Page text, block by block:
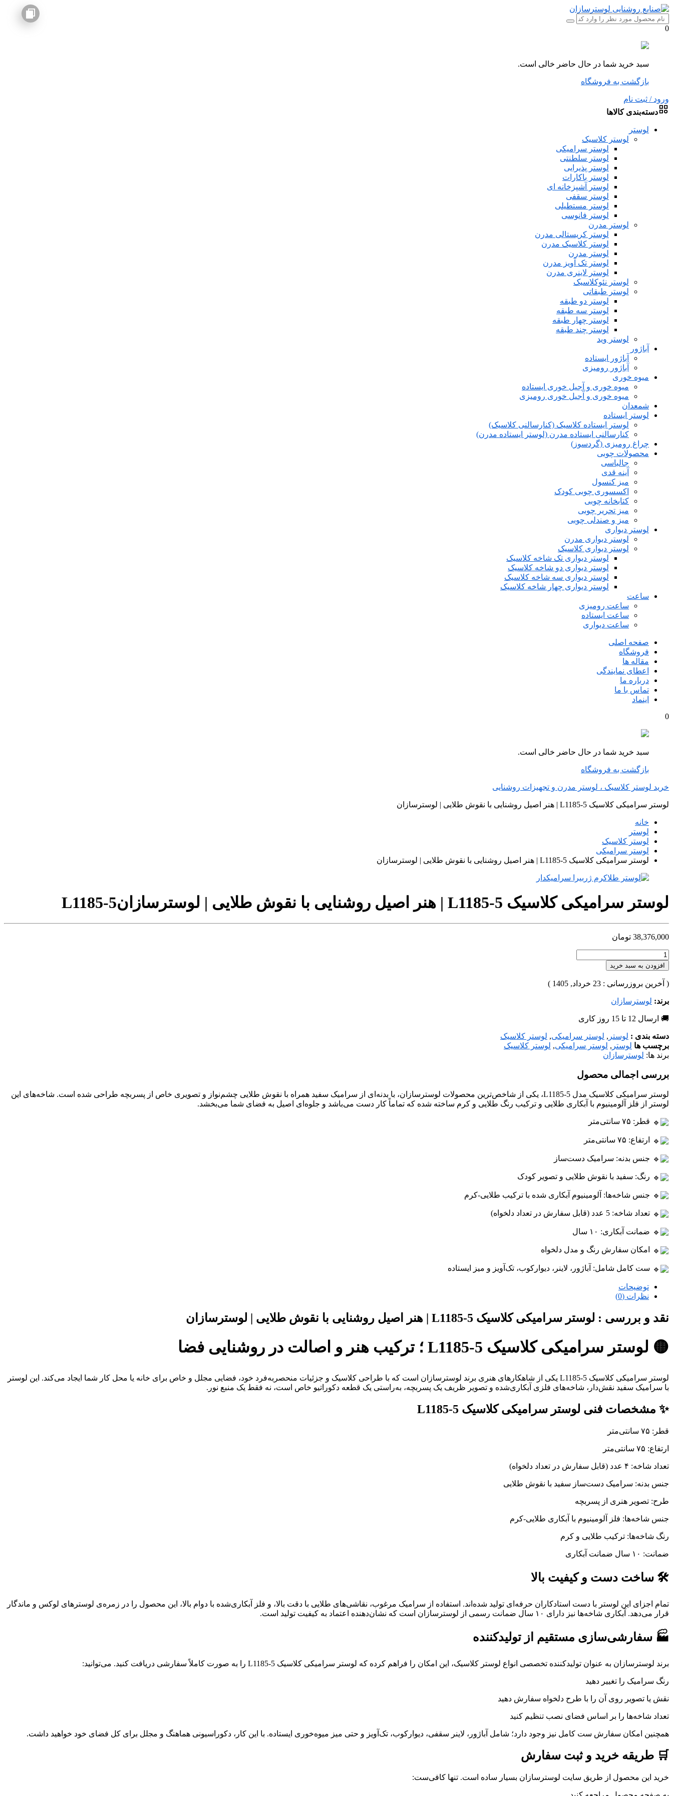
0
سبد خرید شما در حال حاضر خالی است.
بازگشت به فروشگاه
ورود / ثبت نام
دسته‌بندی کالاها
لوستر
لوستر کلاسیک
لوستر سرامیکی
لوستر سلطنتی
لوستر پذیرایی
لوستر باکارات
لوستر آشپزخانه ای
لوستر سقفی
لوستر مستطیلی
لوستر فانوسی
لوستر مدرن
لوستر کریستالی مدرن
لوستر کلاسیک مدرن
لوستر مدرن
لوستر تک آویز مدرن
لوستر لاینری مدرن
لوستر نئوکلاسیک
لوستر طبقاتی
لوستر دو طبقه
لوستر سه طبقه
لوستر چهار طبقه
لوستر چند طبقه
لوستر وید
آباژور
آباژور ایستاده
آباژور رومیزی
میوه خوری
میوه خوری و آجیل خوری ایستاده
میوه خوری و آجیل خوری رومیزی
شمعدان
لوستر ایستاده
لوستر ایستاده کلاسیک (کنارسالنی کلاسیک)
کنارسالنی ایستاده مدرن (لوستر ایستاده مدرن)
چراغ رومیزی (گردسوز)
محصولات چوبی
جالباسی
آینه قدی
میز کنسول
اکسسوری چوبی کودک
کتابخانه چوبی
میز تحریر چوبی
میز و صندلی چوبی
لوستر دیواری
لوستر دیواری مدرن
لوستر دیواری کلاسیک
لوستر دیواری تک شاخه کلاسیک
لوستر دیواری دو شاخه کلاسیک
لوستر دیواری سه شاخه کلاسیک
لوستر دیواری چهار شاخه کلاسیک
ساعت
ساعت رومیزی
ساعت ایستاده
ساعت دیواری
صفحه اصلی
فروشگاه
مقاله ها
اعطای نمایندگی
درباره ما
تماس با ما
اینماد
0
سبد خرید شما در حال حاضر خالی است.
بازگشت به فروشگاه
خرید لوستر کلاسیک ، لوستر مدرن و تجهیزات روشنایی
لوستر سرامیکی کلاسیک L1185-5 | هنر اصیل روشنایی با نقوش طلایی | لوسترسازان
خانه
لوستر
لوستر کلاسیک
لوستر سرامیکی
لوستر سرامیکی کلاسیک L1185-5 | هنر اصیل روشنایی با نقوش طلایی | لوسترسازان
لوستر سرامیکی کلاسیک L1185-5 | هنر اصیل روشنایی با نقوش طلایی | لوسترسازان L1185-5
38,376,000 تومان
افزودن به سبد خرید
( آخرین بروزرسانی : 23 خرداد, 1405 )
برند: لوسترسازان
🚚 ارسال 12 تا 15 روز کاری
دسته بندی : لوستر , لوستر سرامیکی, لوستر کلاسیک
برچسب ها لوستر , لوستر سرامیکی, لوستر کلاسیک
برند ها: لوسترسازان
بررسی اجمالی محصول
لوستر سرامیکی کلاسیک مدل L1185-5، یکی از شاخص‌ترین محصولات لوسترسازان، با بدنه‌ای از سرامیک سفید همراه با نقوش طلایی چشم‌نواز و تصویری خاص از پسربچه طراحی شده است. شاخه‌های این
لوستر از فلز آلومینیوم با آبکاری طلایی و ترکیب رنگ طلایی و کرم ساخته شده که تماماً کار دست می‌باشد و جلوه‌ای اصیل به فضای شما می‌بخشد.
قطر: ۷۵ سانتی‌متر
ارتفاع: ۷۵ سانتی‌متر
جنس بدنه: سرامیک دست‌ساز
رنگ: سفید با نقوش طلایی و تصویر کودک
جنس شاخه‌ها: آلومینیوم آبکاری شده با ترکیب طلایی-کرم
تعداد شاخه: 5 عدد (قابل سفارش در تعداد دلخواه)
ضمانت آبکاری: ۱۰ سال
امکان سفارش رنگ و مدل دلخواه
ست کامل شامل: آباژور، لاینر، دیوارکوب، تک‌آویز و میز ایستاده
توضیحات
نظرات (0)
نقد و بررسی : لوستر سرامیکی کلاسیک L1185-5 | هنر اصیل روشنایی با نقوش طلایی | لوسترسازان
🟡 لوستر سرامیکی کلاسیک L1185-5 ؛ ترکیب هنر و اصالت در روشنایی فضا
لوستر سرامیکی کلاسیک L1185-5 یکی از شاهکارهای هنری برند لوسترسازان است که با طراحی کلاسیک و جزئیات منحصربه‌فرد خود، فضایی مجلل و خاص برای خانه یا محل کار شما ایجاد می‌کند. این لوستر
با سرامیک سفید نقش‌دار، شاخه‌های فلزی آبکاری‌شده و تصویر ظریف یک پسربچه، به‌راستی یک قطعه دکوراتیو خاص است، نه فقط یک منبع نور.
✨ مشخصات فنی لوستر سرامیکی کلاسیک L1185-5
قطر: ۷۵ سانتی‌متر
ارتفاع: ۷۵ سانتی‌متر
تعداد شاخه: ۴ عدد (قابل سفارش در تعداد دلخواه)
جنس بدنه: سرامیک دست‌ساز سفید با نقوش طلایی
طرح: تصویر هنری از پسربچه
جنس شاخه‌ها: فلز آلومینیوم با آبکاری طلایی-کرم
رنگ شاخه‌ها: ترکیب طلایی و کرم
ضمانت: ۱۰ سال ضمانت آبکاری
🛠️ ساخت دست و کیفیت بالا
تمام اجزای این لوستر با دست استادکاران حرفه‌ای تولید شده‌اند. استفاده از سرامیک مرغوب، نقاشی‌های طلایی با دقت بالا، و فلز آبکاری‌شده با دوام بالا، این محصول را در زمره‌ی لوسترهای لوکس و ماندگار
قرار می‌دهد. آبکاری شاخه‌ها نیز دارای ۱۰ سال ضمانت رسمی از لوسترسازان است که نشان‌دهنده اعتماد به کیفیت تولید است.
🏭 سفارشی‌سازی مستقیم از تولیدکننده
برند لوسترسازان به عنوان تولیدکننده تخصصی انواع لوستر کلاسیک، این امکان را فراهم کرده که لوستر سرامیکی کلاسیک L1185-5 را به صورت کاملاً سفارشی دریافت کنید. می‌توانید:
رنگ سرامیک را تغییر دهید
نقش یا تصویر روی آن را با طرح دلخواه سفارش دهید
تعداد شاخه‌ها را بر اساس فضای نصب تنظیم کنید
همچنین امکان سفارش ست کامل نیز وجود دارد؛ شامل آباژور، لاینر سقفی، دیوارکوب، تک‌آویز و حتی میز میوه‌خوری ایستاده. با این کار، دکوراسیونی هماهنگ و مجلل برای کل فضای خود خواهید داشت.
🛒 طریقه خرید و ثبت سفارش
خرید این محصول از طریق سایت لوسترسازان بسیار ساده است. تنها کافی‌ست: